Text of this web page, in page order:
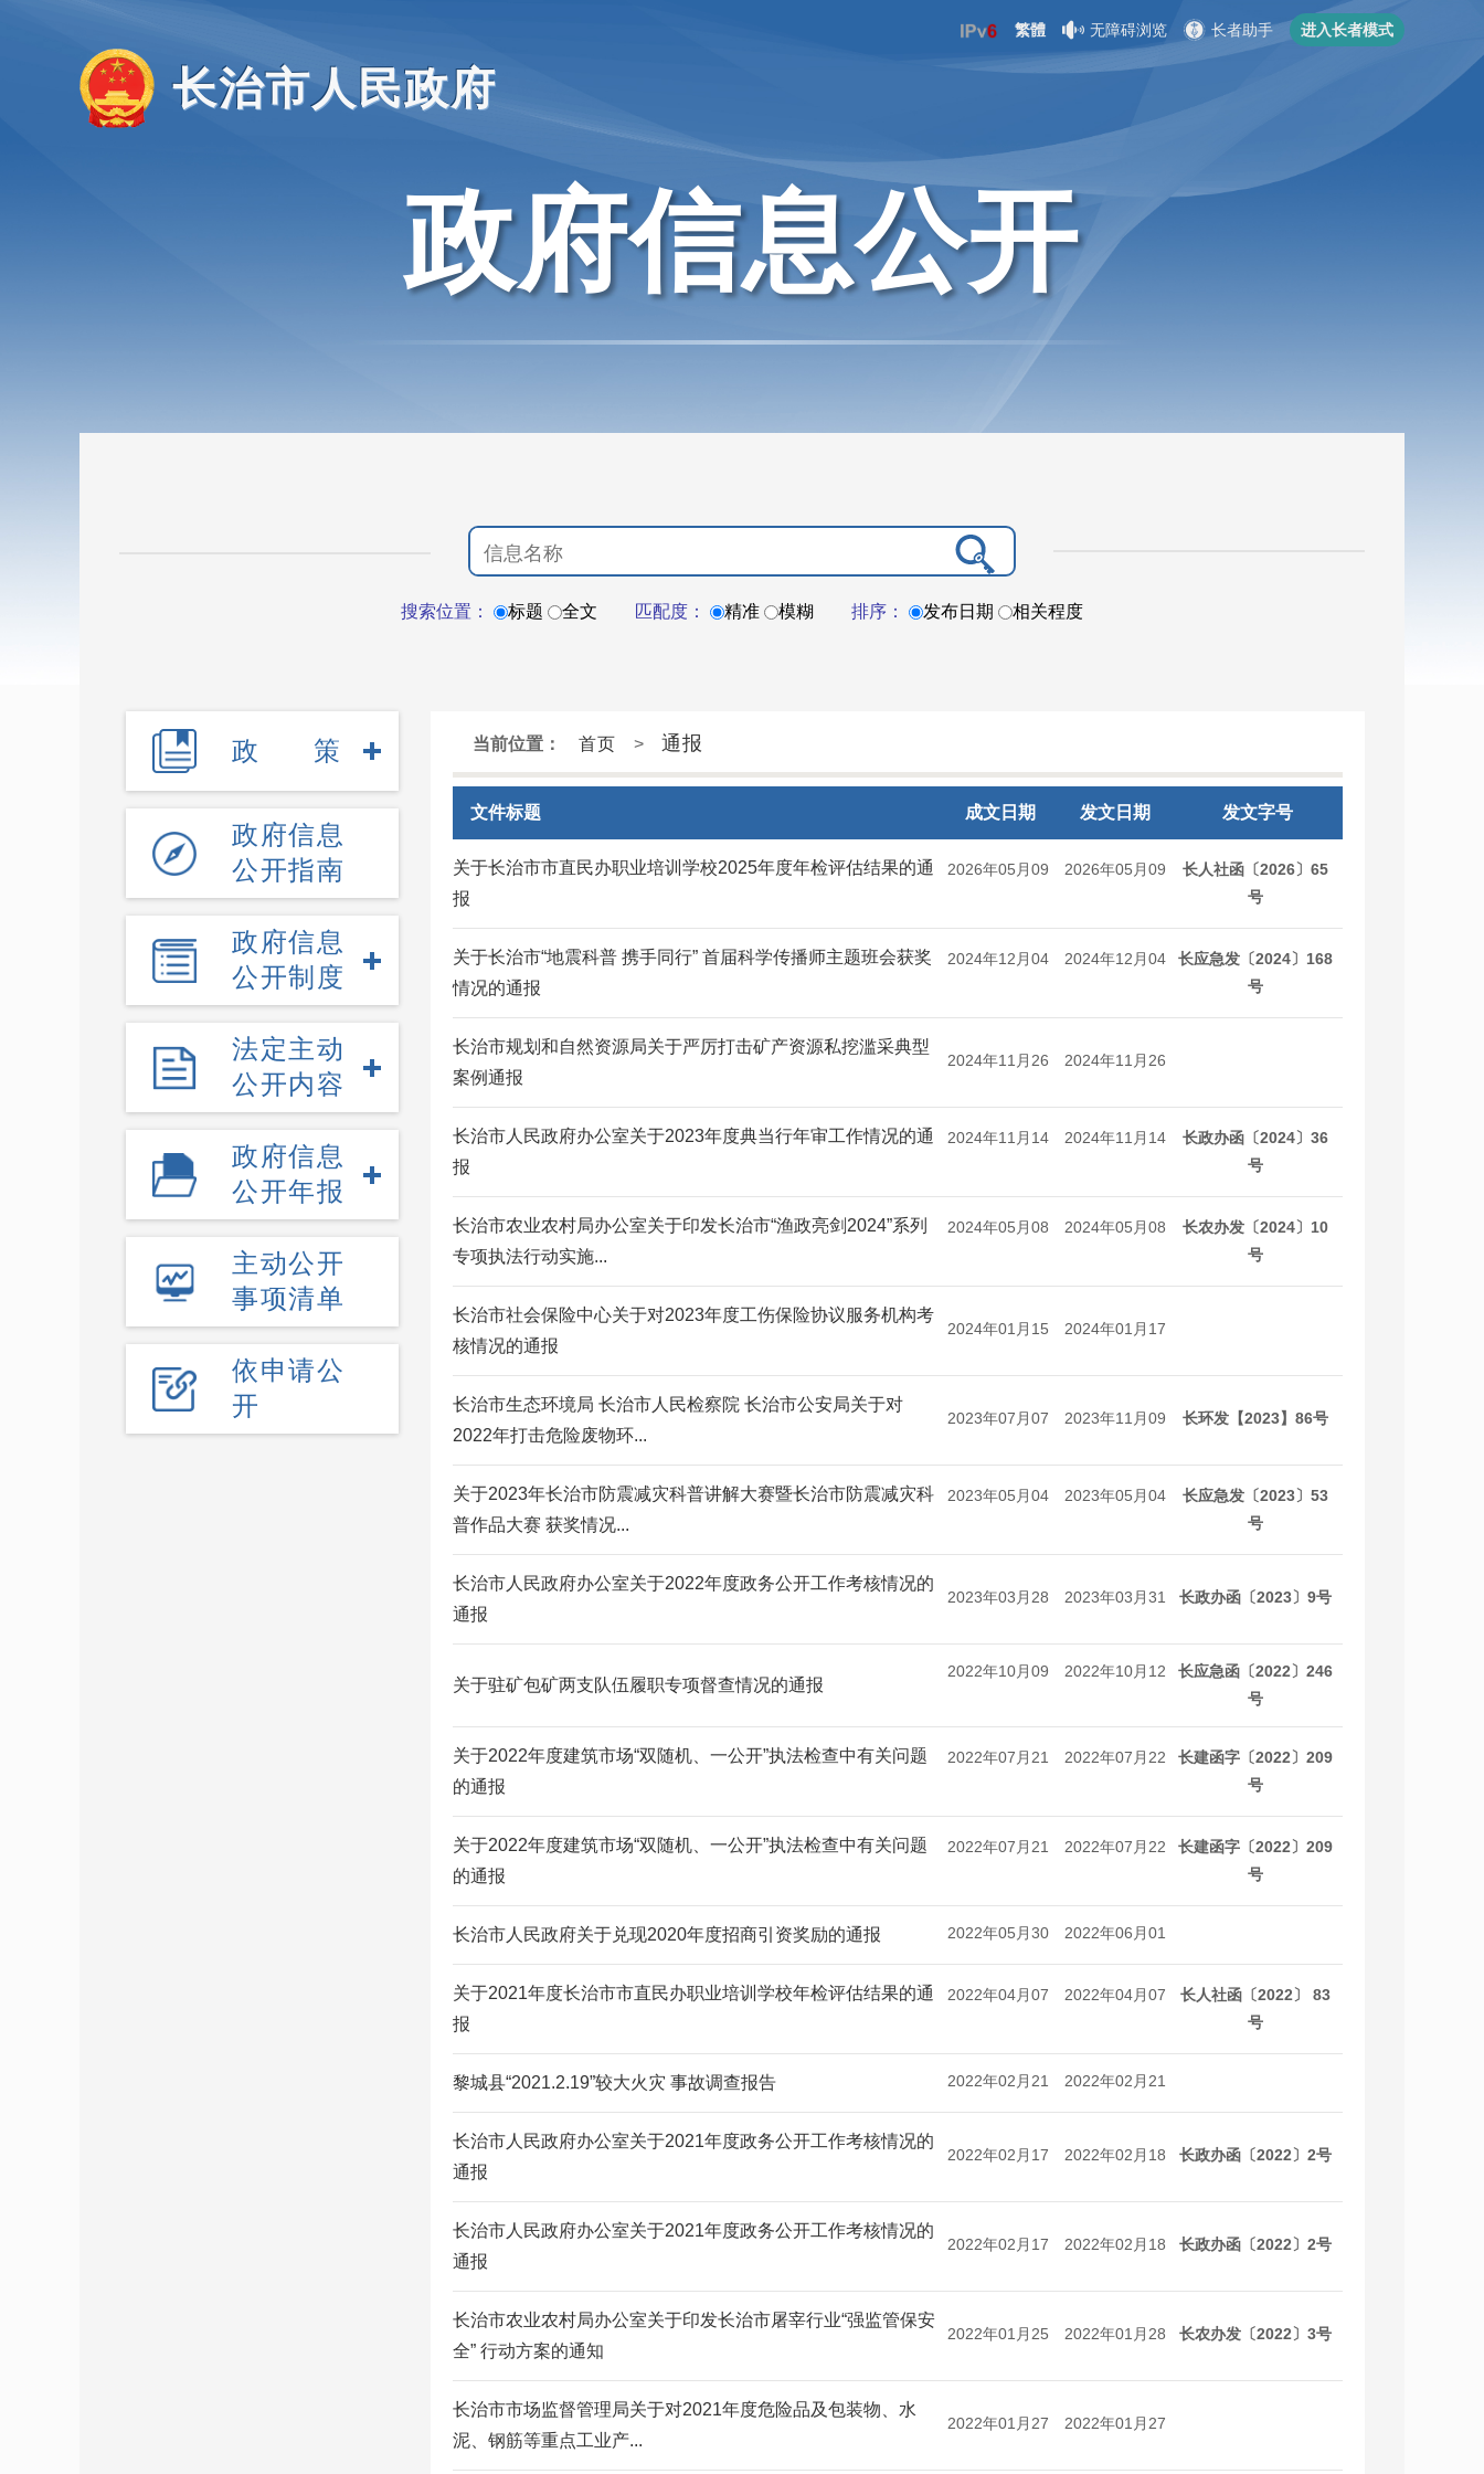
长治市人民政府
繁體 无障碍浏览 长者助手 进入长者模式
政府信息公开
搜索位置： 标题 全文 匹配度： 精准 模糊 排序： 发布日期 相关程度
政策
政府信息
公开指南
政府信息
公开制度
法定主动
公开内容
政府信息
公开年报
主动公开
事项清单
依申请公
开
当前位置： 首页 > 通报
文件标题 成文日期 发文日期 发文字号
关于长治市市直民办职业培训学校2025年度年检评估结果的通
报
2026年05月09
2026年05月09
长人社函〔2026〕65
号
关于长治市“地震科普 携手同行” 首届科学传播师主题班会获奖
情况的通报
2024年12月04
2024年12月04
长应急发〔2024〕168
号
长治市规划和自然资源局关于严厉打击矿产资源私挖滥采典型
案例通报
2024年11月26
2024年11月26
长治市人民政府办公室关于2023年度典当行年审工作情况的通
报
2024年11月14
2024年11月14
长政办函〔2024〕36
号
长治市农业农村局办公室关于印发长治市“渔政亮剑2024”系列
专项执法行动实施...
2024年05月08
2024年05月08
长农办发〔2024〕10
号
长治市社会保险中心关于对2023年度工伤保险协议服务机构考
核情况的通报
2024年01月15
2024年01月17
长治市生态环境局 长治市人民检察院 长治市公安局关于对
2022年打击危险废物环...
2023年07月07
2023年11月09
长环发【2023】86号
关于2023年长治市防震减灾科普讲解大赛暨长治市防震减灾科
普作品大赛 获奖情况...
2023年05月04
2023年05月04
长应急发〔2023〕53
号
长治市人民政府办公室关于2022年度政务公开工作考核情况的
通报
2023年03月28
2023年03月31
长政办函〔2023〕9号
关于驻矿包矿两支队伍履职专项督查情况的通报
2022年10月09
2022年10月12
长应急函〔2022〕246
号
关于2022年度建筑市场“双随机、一公开”执法检查中有关问题
的通报
2022年07月21
2022年07月22
长建函字〔2022〕209
号
关于2022年度建筑市场“双随机、一公开”执法检查中有关问题
的通报
2022年07月21
2022年07月22
长建函字〔2022〕209
号
长治市人民政府关于兑现2020年度招商引资奖励的通报
2022年05月30
日
2022年06月01
日
关于2021年度长治市市直民办职业培训学校年检评估结果的通
报
2022年04月07
2022年04月07
长人社函〔2022〕 83
号
黎城县“2021.2.19”较大火灾 事故调查报告
2022年02月21
日
2022年02月21
日
长治市人民政府办公室关于2021年度政务公开工作考核情况的
通报
2022年02月17
2022年02月18
长政办函〔2022〕2号
长治市人民政府办公室关于2021年度政务公开工作考核情况的
通报
2022年02月17
2022年02月18
长政办函〔2022〕2号
长治市农业农村局办公室关于印发长治市屠宰行业“强监管保安
全” 行动方案的通知
2022年01月25
2022年01月28
长农办发〔2022〕3号
长治市市场监督管理局关于对2021年度危险品及包装物、水
泥、钢筋等重点工业产...
2022年01月27
2022年01月27